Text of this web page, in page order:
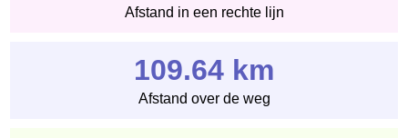
Afstand in een rechte lijn
109.64 km
Afstand over de weg